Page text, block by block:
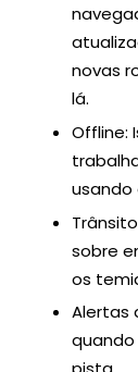
novas
lá.
Offline:
usando
sobre
os
Alertas